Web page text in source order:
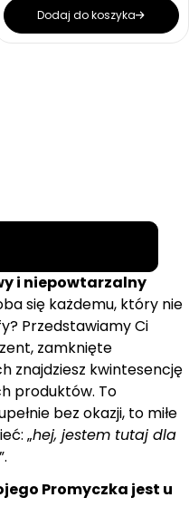
n
a
n
a
Dodaj do koszyka
i niepowtarzalny
się każdemu, który nie
Przedstawiamy Ci
zamknięte
znajdziesz kwintesencję
produktów. To
bez okazji, to miłe
„hej, jestem tutaj dla
”.
Promyczka jest u